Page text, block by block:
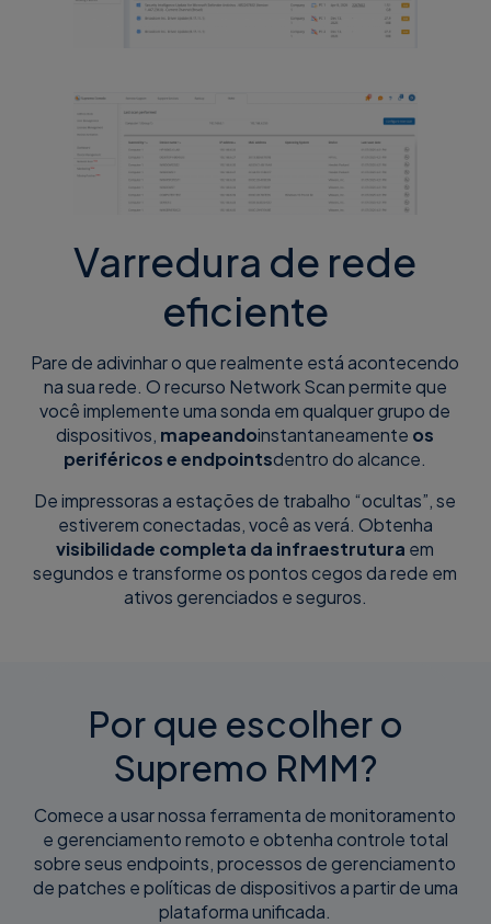
Varredura de rede
eficiente
Pare de adivinhar o que realmente está acontecendo
na sua rede. O recurso Network Scan permite que
você implemente uma sonda em qualquer grupo de
dispositivos, mapeandoinstantaneamente os
periféricos e endpointsdentro do alcance.
De impressoras a estações de trabalho “ocultas”, se
estiverem conectadas, você as verá. Obtenha
visibilidade completa da infraestrutura em
segundos e transforme os pontos cegos da rede em
ativos gerenciados e seguros.
Por que escolher o
Supremo RMM?
Comece a usar nossa ferramenta de monitoramento
e gerenciamento remoto e obtenha controle total
sobre seus endpoints, processos de gerenciamento
de patches e políticas de dispositivos a partir de uma
plataforma unificada.